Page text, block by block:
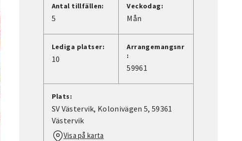
Antal tillfällen:
5
Veckodag:
Mån
Lediga platser:
10
Arrangemangsnr
:
59961
Plats:
SV Västervik, Kolonivägen 5, 59361
Västervik
Visa på karta